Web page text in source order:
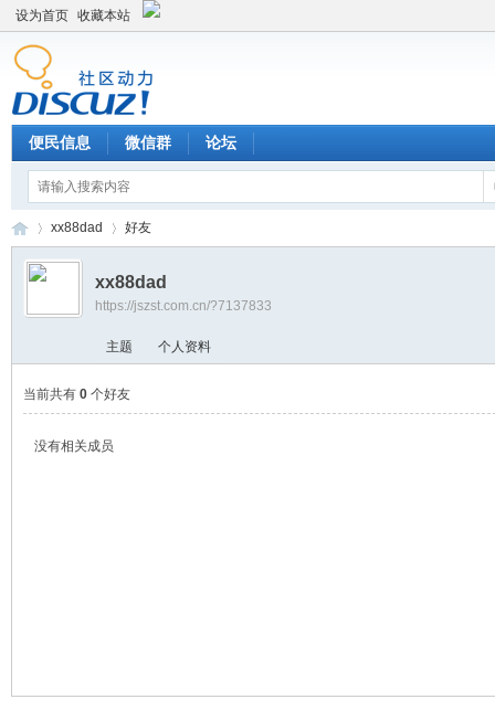
设为首页 收藏本站
便民信息 微信群 论坛
›
xx88dad 好友
xx88dad
https://jszst.com.cn/?7137833
主题 个人资料
当前共有 0个好友
没有相关成员